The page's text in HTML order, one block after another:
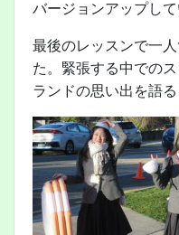
バージョンアップして
最後のレッスンで一
た。緊張する中での
ランドの思い出を語る